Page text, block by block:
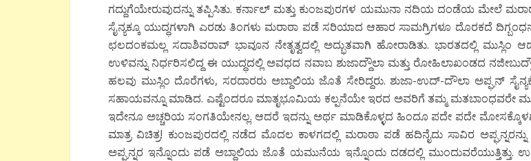
ಗದ್ದುಗೆಯೇರುವುದನ್ನು ತಪ್ಪಿಸಿತು. ಕರ್ನಾಲ್ ಮತ್ತು ಕುಂಜಪುರಗಳ ಯಮುನಾ ನದಿಯ ದಂಡೆಯ ಮೇಲೆ
ಸೈನ್ಯಕ್ಕೂ ಯುದ್ಧಗಳಾಗಿ ಎರಡು ತಿಂಗಳು ಮರಾಠಾ ಪಡೆ ಸರಿಯಾದ ಆಹಾರ ಸಾಮಗ್ರಿಗಳೂ ದೊರಕದೆ
ಛಲದಂಕಮಲ್ಲ ಸದಾಶಿವರಾವ್ ಭಾವೂನ ನೇತೃತ್ವದಲ್ಲಿ ಅದ್ಭುತವಾಗಿ ಹೋರಾಡಿತು. ಭಾರತದಲ್ಲಿ ಮುಸ್ಲಿಂ
ಉಳಿವನ್ನು ನಿರ್ಧರಿಸಲಿದ್ದ ಈ ಯುದ್ಧದಲ್ಲಿ ಅವಧದ ನವಾಬ ಶುಜಾದ್ದೌಲಾ ಮತ್ತು ರೋಹಿಲಾಖಂಡದ
ಹಲವು ಮುಸ್ಲಿಂ ದೊರೆಗಳು, ಸರದಾರರು ಅಬ್ದಾಲಿಯ ಜೊತೆ ಸೇರಿದ್ದರು. ಶುಜಾ-ಉದ್-ದೌಲಾ ಅಪ್ಘನ್
ಸಹಾಯವನ್ನೂ ಮಾಡಿದ. ಎಷ್ಟೆಂದರೂ ಮಾತೃಭೂಮಿಯ ಕಲ್ಪನೆಯೇ ಇರದ ಅವರಿಗೆ ತಮ್ಮ ಮತಬಾಂಧವರೇ
ಇದೇನೂ ಅಚ್ಚರಿಯ ಸಂಗತಿಯೇನಲ್ಲ. ಆದರೆ ಇದನ್ನು ಅರ್ಥ ಮಾಡಿಕೊಳ್ಳದ ಹಿಂದೂ ಪದೇ ಪದೇ
ಮಾತ್ರ ವಿಚಿತ್ರ! ಕುಂಜಪುರದಲ್ಲಿ ನಡೆದ ಮೊದಲ ಕಾಳಗದಲ್ಲಿ ಮರಾಠಾ ಪಡೆ ಹದಿನೈದು ಸಾವಿರ ಅಪ್ಘನ್ನರನ್ನು
ಅಪ್ಘನ್ನರ ಇನ್ನೊಂದು ಪಡೆ ಅಬ್ದಾಲಿಯ ಜೊತೆ ಯಮುನೆಯ ಇನ್ನೊಂದು ದಡದಲ್ಲಿ ಮುಂದುವರೆಯುತ್ತಿತ್ತು.